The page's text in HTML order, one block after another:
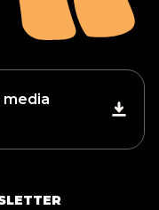
media